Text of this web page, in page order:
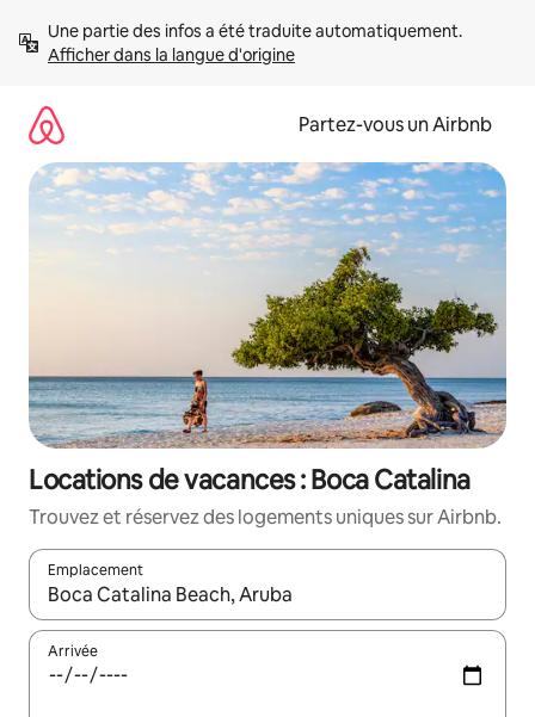
directement
Afficher dans la langue d'origine
Partez-vous un Airbnb
Locations de vacances : Boca Catalina
Trouvez et réservez des logements uniques sur Airbnb.
Emplacement
Quand les résultats sont affichés, parcourez-les en utilisant
Arrivée